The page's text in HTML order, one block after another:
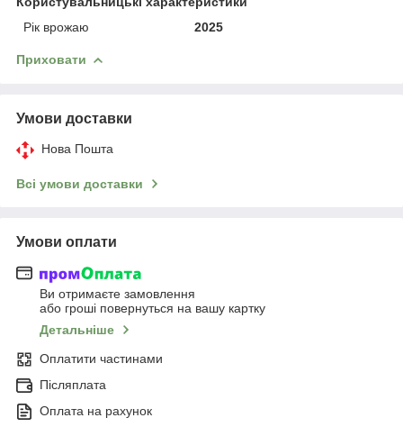
Рік врожаю
2025
Приховати
Умови доставки
Нова Пошта
Всі умови доставки
Умови оплати
Ви отримаєте замовлення
або гроші повернуться на вашу картку
Детальніше
Оплатити частинами
Післяплата
Оплата на рахунок